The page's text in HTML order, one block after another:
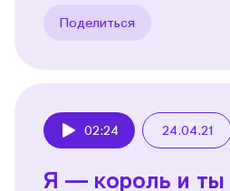
Поделиться
02:24 24.04.21
Я — король и ты